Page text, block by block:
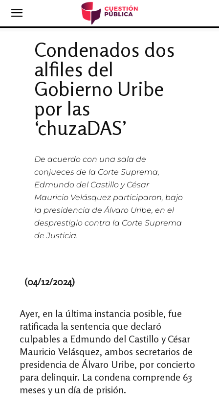
Condenados dos
alfiles del
Gobierno Uribe
por las
‘chuzaDAS’
De acuerdo con una sala de
conjueces de la Corte Suprema,
Edmundo del Castillo y César
Mauricio Velásquez participaron, bajo
la presidencia de Álvaro Uribe, en el
desprestigio contra la Corte Suprema
de Justicia.
(04/12/2024)
Ayer, en la última instancia posible, fue
ratificada la sentencia que declaró
culpables a Edmundo del Castillo y César
Mauricio Velásquez, ambos secretarios de
presidencia de Álvaro Uribe, por concierto
para delinquir. La condena comprende 63
meses y un día de prisión.